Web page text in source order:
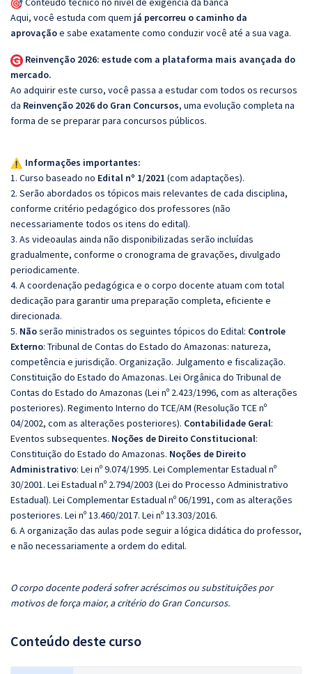
Aqui, você estuda com quem já percorreu o caminho da
aprovaçãoe sabe exatamente como conduzir você até a sua vaga.
Reinvenção 2026: estude com a plataforma mais avançada do
mercado.
Ao adquirir este curso, você passa a estudar com todos os recursos
da Reinvenção 2026 do Gran Concursos, uma evolução completa na
forma de se preparar para concursos públicos.
Informações importantes:
1. Curso baseado no Edital nº 1/2021 (com adaptações).
2. Serão abordados os tópicos mais relevantes de cada disciplina,
conforme critério pedagógico dos professores (não
necessariamente todos os itens do edital).
3. As videoaulas ainda não disponibilizadas serão incluídas
gradualmente, conforme o cronograma de gravações, divulgado
periodicamente.
4. A coordenação pedagógica e o corpo docente atuam com total
dedicação para garantir uma preparação completa, eficiente e
direcionada.
5. Nãoserão ministrados os seguintes tópicos do Edital: Controle
Externo: Tribunal de Contas do Estado do Amazonas: natureza,
competência e jurisdição. Organização. Julgamento e fiscalização.
Constituição do Estado do Amazonas. Lei Orgânica do Tribunal de
Contas do Estado do Amazonas (Lei nº 2.423/1996, com as alterações
posteriores). Regimento Interno do TCE/AM (Resolução TCE nº
04/2002, com as alterações posteriores). Contabilidade Geral:
Eventos subsequentes. Noções de Direito Constitucional:
Constituição do Estado do Amazonas. Noções de Direito
Administrativo: Lei nº 9.074/1995. Lei Complementar Estadual nº
30/2001. Lei Estadual nº 2.794/2003 (Lei do Processo Administrativo
Estadual). Lei Complementar Estadual nº 06/1991, com as alterações
posteriores. Lei nº 13.460/2017. Lei nº 13.303/2016.
6. A organização das aulas pode seguir a lógica didática do professor,
e não necessariamente a ordem do edital.
O corpo docente poderá sofrer acréscimos ou substituições por
motivos de força maior, a critério do Gran Concursos.
Conteúdo deste curso